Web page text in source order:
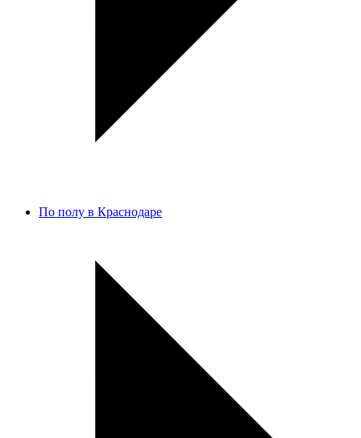
По полу в Краснодаре